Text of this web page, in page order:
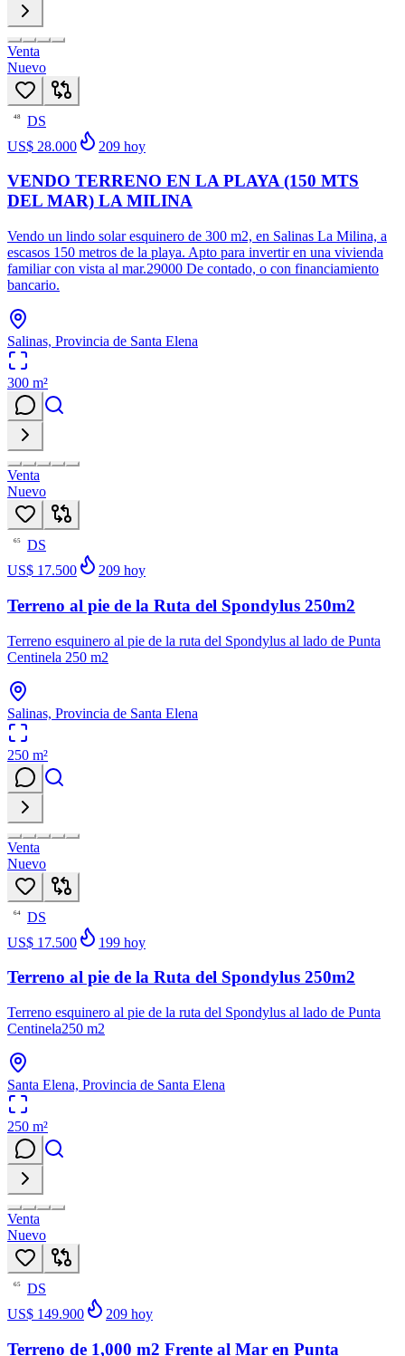
Venta
Nuevo
48
DS
US$ 28.000
209 hoy
VENDO TERRENO EN LA PLAYA (150 MTS
DEL MAR) LA MILINA
Vendo un lindo solar esquinero de 300 m2, en Salinas La Milina, a
escasos 150 metros de la playa. Apto para invertir en una vivienda
familiar con vista al mar.29000 De contado, o con financiamiento
bancario.
Salinas, Provincia de Santa Elena
300 m²
Venta
Nuevo
65
DS
US$ 17.500
209 hoy
Terreno al pie de la Ruta del Spondylus 250m2
Terreno esquinero al pie de la ruta del Spondylus al lado de Punta
Centinela 250 m2
Salinas, Provincia de Santa Elena
250 m²
Venta
Nuevo
64
DS
US$ 17.500
199 hoy
Terreno al pie de la Ruta del Spondylus 250m2
Terreno esquinero al pie de la ruta del Spondylus al lado de Punta
Centinela250 m2
Santa Elena, Provincia de Santa Elena
250 m²
Venta
Nuevo
65
DS
US$ 149.900
209 hoy
Terreno de 1,000 m2 Frente al Mar en Punta